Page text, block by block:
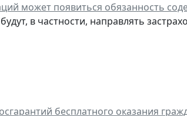
может появиться обязанность
в частности, направлять
бесплатного оказания